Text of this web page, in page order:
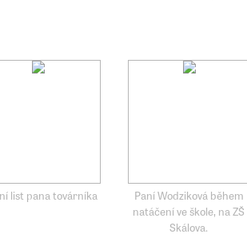
list pana továrníka
Paní Wodziková během
natáčení ve škole, na ZŠ
Skálova.